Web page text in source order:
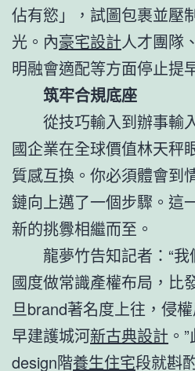
佔有慾」，試圖包裹並壓
光。內豪宅設計人才團隊
明融會適配等方面停止提
筑牢合規底座
從技巧輸入到辦事輸
國企業在全球價值林天秤
質感互換。你必須體會到
鏈向上邁了一個步驟。這
新的挑釁相繼而至。
龍夢竹告知記者：“
國度做常識產權布局，比
旦brand著名度上往，侵
早建護城河新古典設計 。
design階養生住宅段就斟